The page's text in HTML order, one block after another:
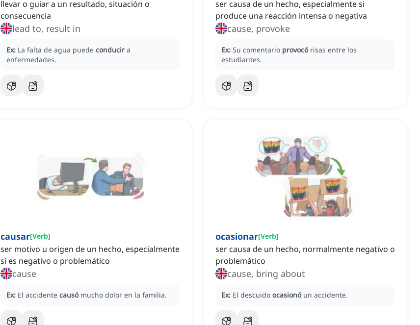
llevar o guiar a un resultado, situación o
consecuencia
lead to, result in
Ex: La falta de agua puede conducir a
enfermedades.
ser causa de un hecho, especialmente si
produce una reacción intensa o negativa
cause, provoke
Ex: Su comentario provocó risas entre los
estudiantes.
causar[Verb]
ser motivo u origen de un hecho, especialmente
si es negativo o problemático
cause
Ex: El accidente causó mucho dolor en la familia.
ocasionar[Verb]
ser causa de un hecho, normalmente negativo o
problemático
cause, bring about
Ex: El descuido ocasionó un accidente.